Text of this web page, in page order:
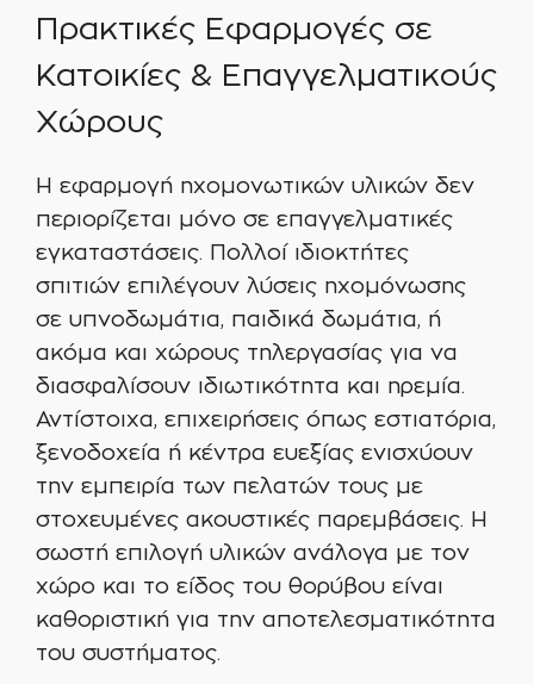
Πρακτικές Εφαρμογές σε
Κατοικίες & Επαγγελματικούς
Χώρους
Η εφαρμογή ηχομονωτικών υλικών δεν
περιορίζεται μόνο σε επαγγελματικές
εγκαταστάσεις. Πολλοί ιδιοκτήτες
σπιτιών επιλέγουν λύσεις ηχομόνωσης
σε υπνοδωμάτια, παιδικά δωμάτια, ή
ακόμα και χώρους τηλεργασίας για να
διασφαλίσουν ιδιωτικότητα και ηρεμία.
Αντίστοιχα, επιχειρήσεις όπως εστιατόρια,
ξενοδοχεία ή κέντρα ευεξίας ενισχύουν
την εμπειρία των πελατών τους με
στοχευμένες ακουστικές παρεμβάσεις. Η
σωστή επιλογή υλικών ανάλογα με τον
χώρο και το είδος του θορύβου είναι
καθοριστική για την αποτελεσματικότητα
του συστήματος.